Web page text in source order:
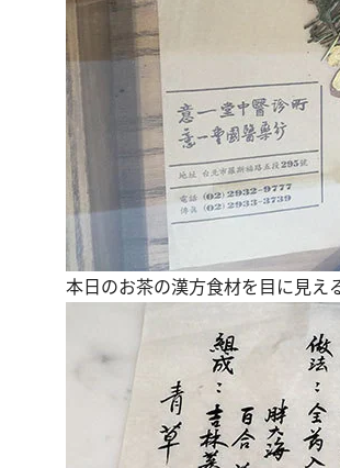
本日のお茶の漢方食材を目に見え